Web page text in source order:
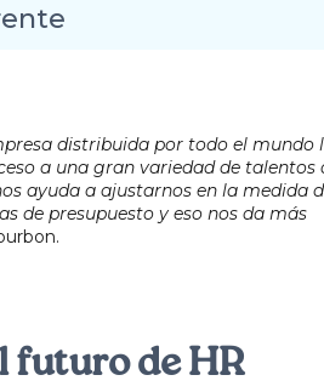
distribuida por todo el mundo
a una gran variedad de talentos
ayuda a ajustarnos en la medida
de presupuesto y eso nos da más
futuro de HR